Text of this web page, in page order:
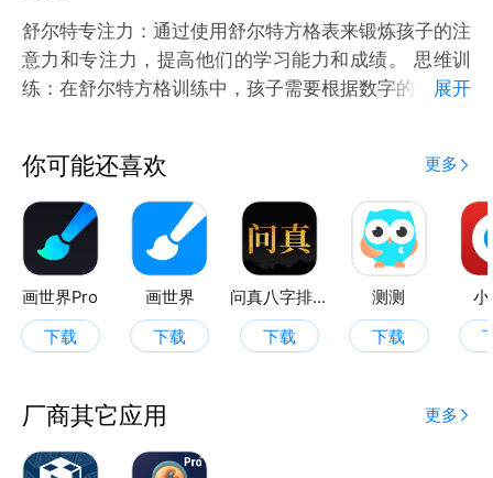
舒尔特专注力：通过使用舒尔特方格表来锻炼孩子的注
意力和专注力，提高他们的学习能力和成绩。 思维训
练：在舒尔特方格训练中，孩子需要根据数字的位置快
要记住数字的位置，这可以锻炼他们的记忆能力和记忆
广度。 舒尔特方格：提供一个可以随时随地锻炼注意
力和思维能力的工具，帮助用户更好地关注和理解数
据。
展开
你可能还喜欢 更多
画世界Pro
下载
画世界
下载
问真八字排盘
下载
测测
下载
厂商其它应用 更多